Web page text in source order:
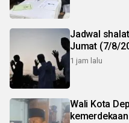
Jadwal
Jumat (7/8/
1 jam lalu
Wali Kota